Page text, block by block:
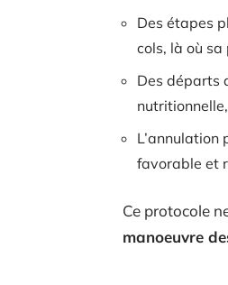
Des étapes
cols, là où
Des départs
favorable et
Ce protocole
manoeuvre